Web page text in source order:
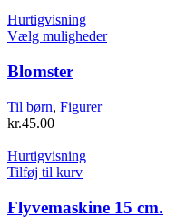
Hurtigvisning
Vælg mulighederDette
Blomster
Til børn, Figurer
kr.45.00
Hurtigvisning
Tilføj til kurv
Flyvemaskine 15 cm.